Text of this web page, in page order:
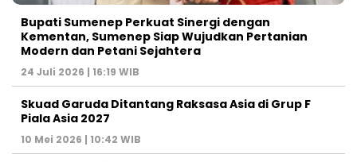
Bupati Sumenep Perkuat Sinergi dengan
Kementan, Sumenep Siap Wujudkan Pertanian
Modern dan Petani Sejahtera
24 Juli 2026 | 16:19 WIB
Skuad Garuda Ditantang Raksasa Asia di Grup F
Piala Asia 2027
10 Mei 2026 | 10:42 WIB